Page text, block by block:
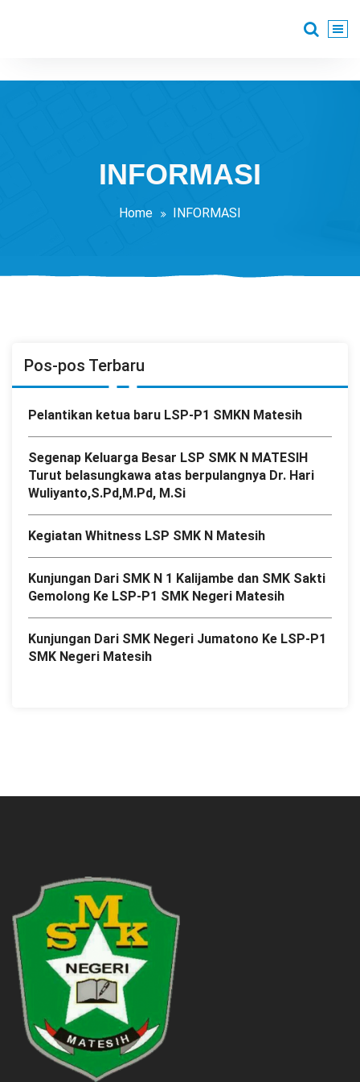
INFORMASI
Home INFORMASI
Pos-pos Terbaru
Pelantikan ketua baru LSP-P1 SMKN Matesih
Segenap Keluarga Besar LSP SMK N MATESIH
Turut belasungkawa atas berpulangnya Dr. Hari
Wuliyanto,S.Pd,M.Pd, M.Si
Kegiatan Whitness LSP SMK N Matesih
Kunjungan Dari SMK N 1 Kalijambe dan SMK Sakti
Gemolong Ke LSP-P1 SMK Negeri Matesih
Kunjungan Dari SMK Negeri Jumatono Ke LSP-P1
SMK Negeri Matesih